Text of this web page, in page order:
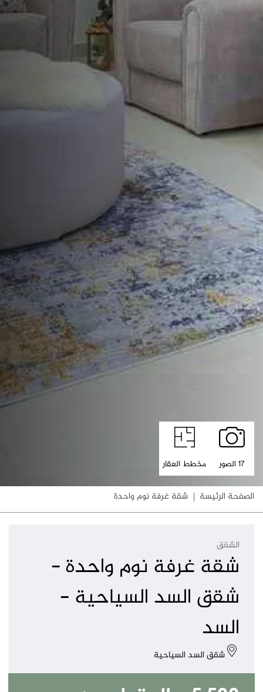
17 الصور مخطط العقار
الصفحة الرئيسة شقة غرفة نوم واحدة
الشقق
شقة غرفة نوم واحدة -
شقق السد السياحية -
السد
شقق السد السياحية